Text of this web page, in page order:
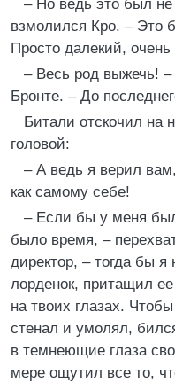
– Но ведь это был
взмолился Кро. – Это
Просто далекий,
– Весь род выжечь!
Бронте. – До
Битали отскочил на
головой:
– А ведь я верил
как самому себе!
– Если бы у меня
было время, –
директор, – тогда бы
лорденок, притащил
на твоих глазах.
стенал и умолял,
в темнеющие глаза
мере ощутил все то,